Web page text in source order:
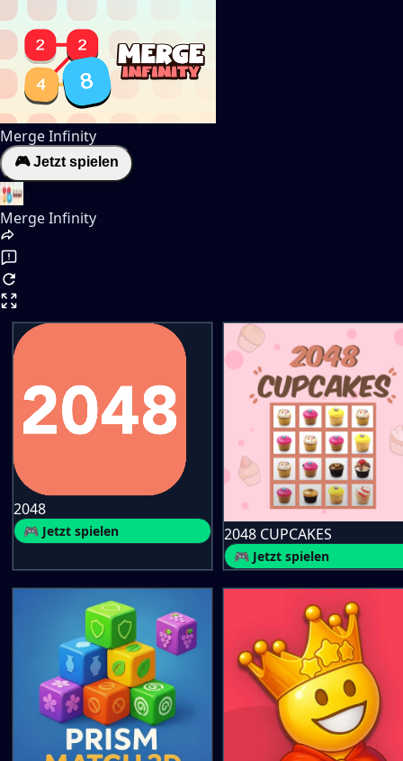
Merge Infinity
🎮 Jetzt spielen
Merge Infinity
2048
🎮 Jetzt spielen 2048 CUPCAKES
🎮 Jetzt spielen